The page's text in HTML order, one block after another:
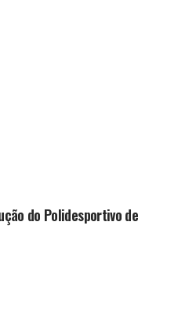
do Polidesportivo de